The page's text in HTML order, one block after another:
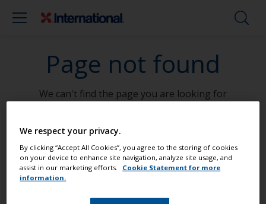
Page not found
We can't find the page you are looking for
Go To Home
Postignite profesionalni rezultat
We respect your privacy.
By clicking “Accept All Cookies”, you agree to the storing of cookies
on your device to enhance site navigation, analyze site usage, and
assist in our marketing efforts.
Cookie Statement for more
information.